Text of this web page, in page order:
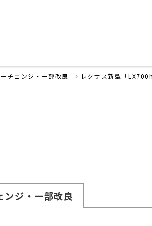
チェンジ・一部改良 レクサス新型「
ンジ・一部改良